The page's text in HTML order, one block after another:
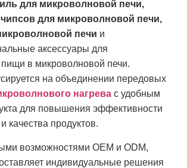
для микроволновой печи,
для микроволновой печи,
печи и
аксессуары для
пищи в микроволновой печи.
на объединении передовых
нагрева с удобным
для повышения эффективности
качества продуктов.
возможностями OEM и ODM,
индивидуальные решения